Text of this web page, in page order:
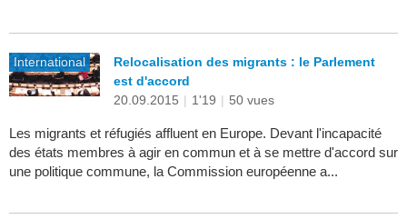
International
Relocalisation des migrants : le Parlement
est d'accord
20.09.2015 | 1'19 | 50 vues
Les migrants et réfugiés affluent en Europe. Devant l'incapacité
des états membres à agir en commun et à se mettre d'accord sur
une politique commune, la Commission européenne a...